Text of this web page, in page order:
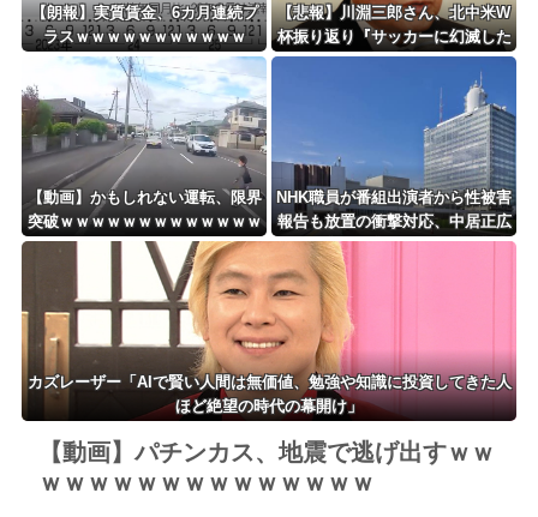
【朗報】実質賃金、6カ月連続プ
ラスｗｗｗｗｗｗｗｗｗｗｗ
【悲報】川淵三郎さん、北中米W
杯振り返り『サッカーに幻滅した
人多いのでは…』
【動画】かもしれない運転、限界
突破ｗｗｗｗｗｗｗｗｗｗｗｗｗ
ｗｗｗｗ
NHK職員が番組出演者から性被害
報告も放置の衝撃対応、中居正広
と国分太一の事例もNHKは「加害
者を守る」のか、指摘される“隠
カズレーザー「AIで賢い人間は無価値、勉強や知識に投資してきた人
ほど絶望の時代の幕開け」
【動画】パチンカス、地震で逃げ出すｗｗ
ｗｗｗｗｗｗｗｗｗｗｗｗｗｗ